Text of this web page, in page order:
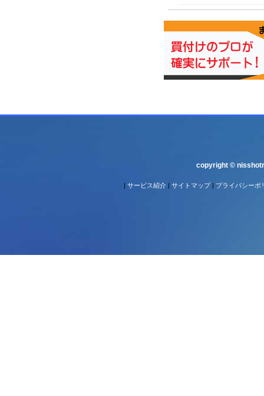
copyright ©
| サービス紹介| サイトマップ| プライバシーポ